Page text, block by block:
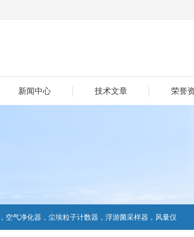
新闻中心 技术文章 荣誉
气净化器，尘埃粒子计数器，浮游菌采样器，风量仪